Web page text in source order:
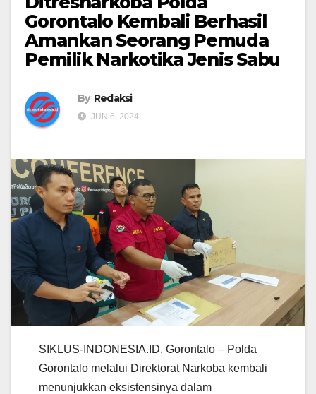
Gorontalo Kembali Berhasil
Amankan Seorang Pemuda
Pemilik Narkotika Jenis Sabu
By Redaksi
JUN 6, 2024
SIKLUS-INDONESIA.ID, Gorontalo – Polda
Gorontalo melalui Direktorat Narkoba kembali
menunjukkan eksistensinya dalam